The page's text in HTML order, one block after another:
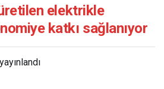
ekonomiye katkı sağlanıyor
elektrikle
katkı sağlanıyor
yayınlandı